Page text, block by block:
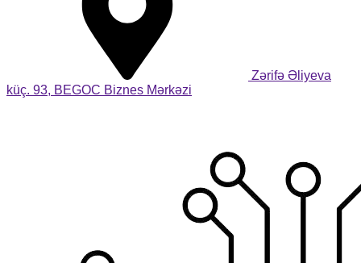
Zərifə Əliyeva
küç. 93, BEGOC Biznes Mərkəzi